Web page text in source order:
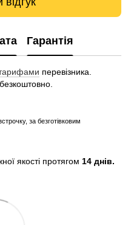
Гарантія
перевізника.
за безготівковим
якості протягом 14 днів.